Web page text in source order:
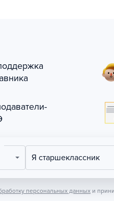
Я старшеклассник
персональных данных и